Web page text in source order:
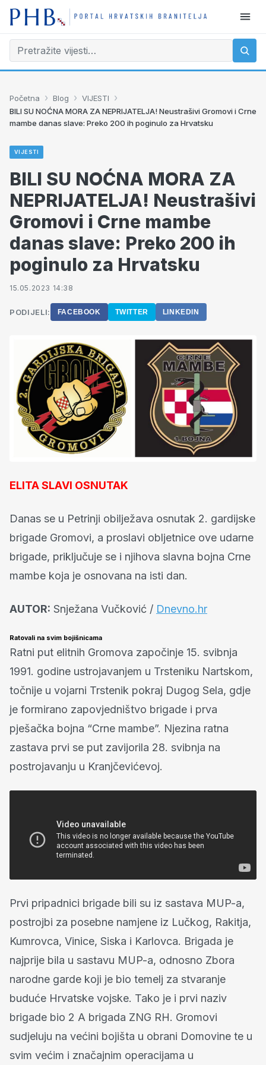
Početna › Blog › VIJESTI ›
BILI SU NOĆNA MORA ZA NEPRIJATELJA! Neustrašivi Gromovi i Crne
mambe danas slave: Preko 200 ih poginulo za Hrvatsku
VIJESTI
BILI SU NOĆNA MORA ZA
NEPRIJATELJA! Neustrašivi
Gromovi i Crne mambe
danas slave: Preko 200 ih
poginulo za Hrvatsku
15.05.2023 14:38
PODIJELI: FACEBOOK TWITTER LINKEDIN
ELITA SLAVI OSNUTAK
Danas se u Petrinji obilježava osnutak 2. gardijske
brigade Gromovi, a proslavi obljetnice ove udarne
brigade, priključuje se i njihova slavna bojna Crne
mambe koja je osnovana na isti dan.
AUTOR: Snježana Vučković / Dnevno.hr
Ratovali na svim bojišnicama
Ratni put elitnih Gromova započinje 15. svibnja
1991. godine ustrojavanjem u Trsteniku Nartskom,
točnije u vojarni Trstenik pokraj Dugog Sela, gdje
je formirano zapovjedništvo brigade i prva
pješačka bojna “Crne mambe”. Njezina ratna
zastava prvi se put zavijorila 28. svibnja na
postrojavanju u Kranjčevićevoj.
Prvi pripadnici brigade bili su iz sastava MUP-a,
postrojbi za posebne namjene iz Lučkog, Rakitja,
Kumrovca, Vinice, Siska i Karlovca. Brigada je
najprije bila u sastavu MUP-a, odnosno Zbora
narodne garde koji je bio temelj za stvaranje
buduće Hrvatske vojske. Tako je i prvi naziv
brigade bio 2 A brigada ZNG RH. Gromovi
sudjeluju na većini bojišta u obrani Domovine te u
svim većim i značajnim operacijama u